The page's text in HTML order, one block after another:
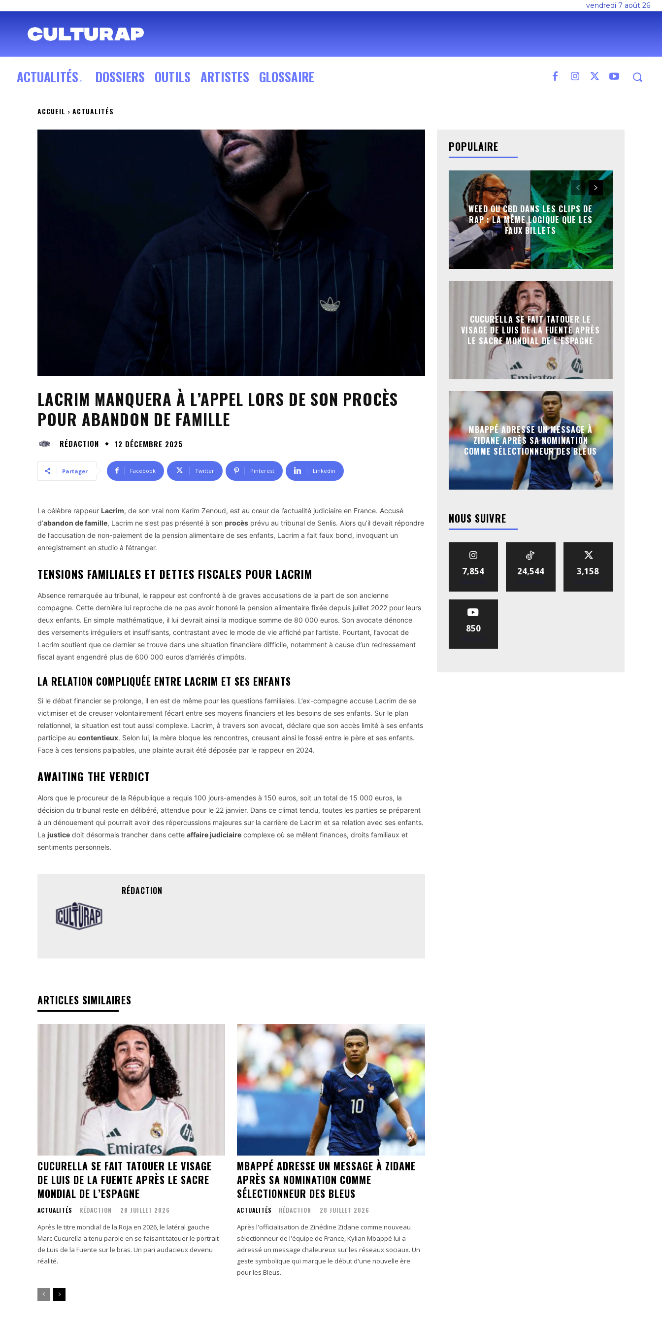
vendredi 7 août 26
ACTUALITÉS DOSSIERS OUTILS ARTISTES GLOSSAIRE
ACCUEIL ACTUALITÉS
LACRIM MANQUERA À L’APPEL LORS DE SON PROCÈS
POUR ABANDON DE FAMILLE
RÉDACTION 12 DÉCEMBRE 2025
Partager Facebook Twitter Pinterest Linkedin
Le célèbre rappeur Lacrim, de son vrai nom Karim Zenoud, est au cœur de l’actualité judiciaire en France. Accusé
d’abandon de famille, Lacrim ne s’est pas présenté à son procès prévu au tribunal de Senlis. Alors qu’il devait répondre
de l’accusation de non-paiement de la pension alimentaire de ses enfants, Lacrim a fait faux bond, invoquant un
enregistrement en studio à l’étranger.
TENSIONS FAMILIALES ET DETTES FISCALES POUR LACRIM
Absence remarquée au tribunal, le rappeur est confronté à de graves accusations de la part de son ancienne
compagne. Cette dernière lui reproche de ne pas avoir honoré la pension alimentaire fixée depuis juillet 2022 pour leurs
deux enfants. En simple mathématique, il lui devrait ainsi la modique somme de 80 000 euros. Son avocate dénonce
des versements irréguliers et insuffisants, contrastant avec le mode de vie affiché par l’artiste. Pourtant, l’avocat de
Lacrim soutient que ce dernier se trouve dans une situation financière difficile, notamment à cause d’un redressement
fiscal ayant engendré plus de 600 000 euros d’arriérés d’impôts.
LA RELATION COMPLIQUÉE ENTRE LACRIM ET SES ENFANTS
Si le débat financier se prolonge, il en est de même pour les questions familiales. L’ex-compagne accuse Lacrim de se
victimiser et de creuser volontairement l’écart entre ses moyens financiers et les besoins de ses enfants. Sur le plan
relationnel, la situation est tout aussi complexe. Lacrim, à travers son avocat, déclare que son accès limité à ses enfants
participe au contentieux. Selon lui, la mère bloque les rencontres, creusant ainsi le fossé entre le père et ses enfants.
Face à ces tensions palpables, une plainte aurait été déposée par le rappeur en 2024.
AWAITING THE VERDICT
Alors que le procureur de la République a requis 100 jours-amendes à 150 euros, soit un total de 15 000 euros, la
décision du tribunal reste en délibéré, attendue pour le 22 janvier. Dans ce climat tendu, toutes les parties se préparent
à un dénouement qui pourrait avoir des répercussions majeures sur la carrière de Lacrim et sa relation avec ses enfants.
La justice doit désormais trancher dans cette affaire judiciaire complexe où se mêlent finances, droits familiaux et
sentiments personnels.
RÉDACTION
ARTICLES SIMILAIRES
CUCURELLA SE FAIT TATOUER LE VISAGE
DE LUIS DE LA FUENTE APRÈS LE SACRE
MONDIAL DE L’ESPAGNE
ACTUALITÉS RÉDACTION - 28 JUILLET 2026
Après le titre mondial de la Roja en 2026, le latéral gauche
Marc Cucurella a tenu parole en se faisant tatouer le portrait
de Luis de la Fuente sur le bras. Un pari audacieux devenu
réalité.
MBAPPÉ ADRESSE UN MESSAGE À ZIDANE
APRÈS SA NOMINATION COMME
SÉLECTIONNEUR DES BLEUS
ACTUALITÉS RÉDACTION - 28 JUILLET 2026
Après l'officialisation de Zinédine Zidane comme nouveau
sélectionneur de l'équipe de France, Kylian Mbappé lui a
adressé un message chaleureux sur les réseaux sociaux. Un
geste symbolique qui marque le début d'une nouvelle ère
pour les Bleus.
POPULAIRE
WEED OU CBD DANS LES CLIPS DE
RAP : LA MÊME LOGIQUE QUE LES
FAUX BILLETS
CUCURELLA SE FAIT TATOUER LE
VISAGE DE LUIS DE LA FUENTE APRÈS
LE SACRE MONDIAL DE L’ESPAGNE
MBAPPÉ ADRESSE UN MESSAGE À
ZIDANE APRÈS SA NOMINATION
COMME SÉLECTIONNEUR DES BLEUS
NOUS SUIVRE
7,854
Abonnés
24,544
Abonnés
3,158
Abonnés
850
Abonnés